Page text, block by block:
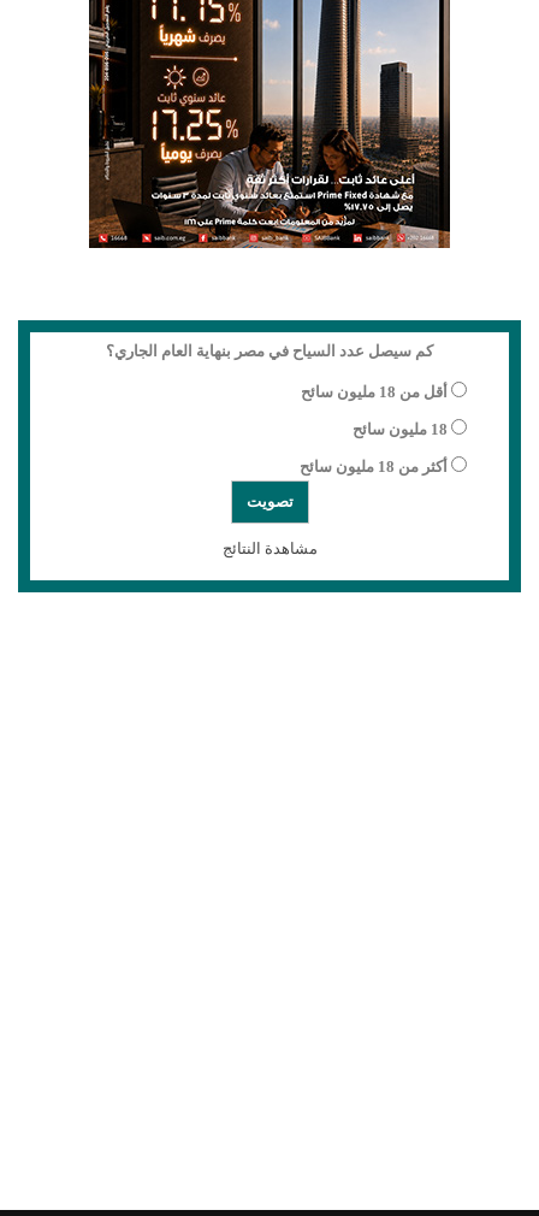
كم سيصل عدد السياح في مصر بنهاية العام الجاري؟
أقل من 18 مليون سائح
18 مليون سائح
أكثر من 18 مليون سائح
مشاهدة النتائج